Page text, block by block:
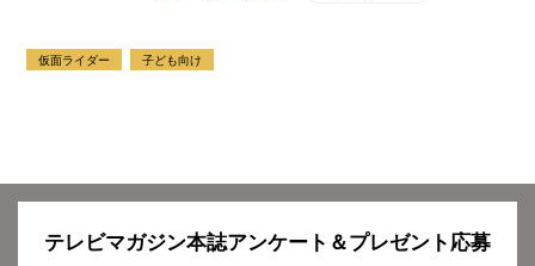
仮面ライダー 子ども向け
テレビマガジン本誌アンケート＆プレゼント応募